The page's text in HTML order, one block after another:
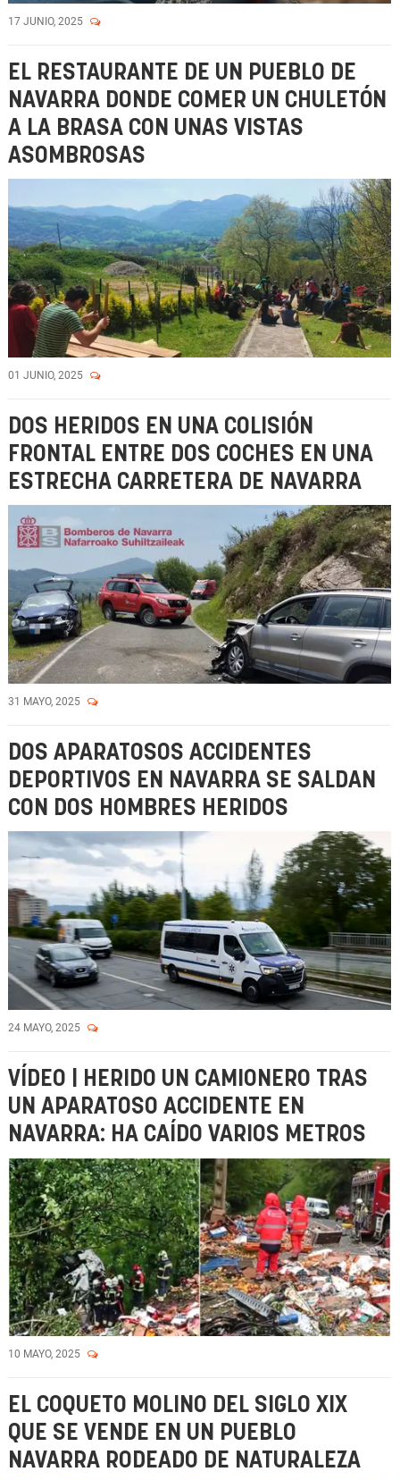
17 JUNIO, 2025
EL RESTAURANTE DE UN PUEBLO DE
NAVARRA DONDE COMER UN CHULETÓN
A LA BRASA CON UNAS VISTAS
ASOMBROSAS
01 JUNIO, 2025
DOS HERIDOS EN UNA COLISIÓN
FRONTAL ENTRE DOS COCHES EN UNA
ESTRECHA CARRETERA DE NAVARRA
31 MAYO, 2025
DOS APARATOSOS ACCIDENTES
DEPORTIVOS EN NAVARRA SE SALDAN
CON DOS HOMBRES HERIDOS
24 MAYO, 2025
VÍDEO | HERIDO UN CAMIONERO TRAS
UN APARATOSO ACCIDENTE EN
NAVARRA: HA CAÍDO VARIOS METROS
10 MAYO, 2025
EL COQUETO MOLINO DEL SIGLO XIX
QUE SE VENDE EN UN PUEBLO
NAVARRA RODEADO DE NATURALEZA